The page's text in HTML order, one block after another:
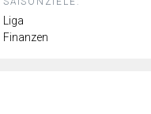
Liga
Finanzen